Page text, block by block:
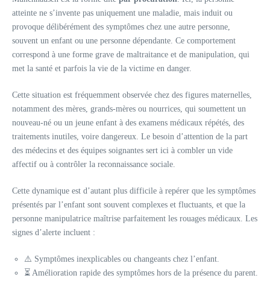
atteinte ne s’invente pas uniquement une maladie, mais induit ou
provoque délibérément des symptômes chez une autre personne,
souvent un enfant ou une personne dépendante. Ce comportement
correspond à une forme grave de maltraitance et de manipulation, qui
met la santé et parfois la vie de la victime en danger.
Cette situation est fréquemment observée chez des figures maternelles,
notamment des mères, grands-mères ou nourrices, qui soumettent un
nouveau-né ou un jeune enfant à des examens médicaux répétés, des
traitements inutiles, voire dangereux. Le besoin d’attention de la part
des médecins et des équipes soignantes sert ici à combler un vide
affectif ou à contrôler la reconnaissance sociale.
Cette dynamique est d’autant plus difficile à repérer que les symptômes
présentés par l’enfant sont souvent complexes et fluctuants, et que la
personne manipulatrice maîtrise parfaitement les rouages médicaux. Les
signes d’alerte incluent :
⚠️ Symptômes inexplicables ou changeants chez l’enfant.
⏳ Amélioration rapide des symptômes hors de la présence du parent.